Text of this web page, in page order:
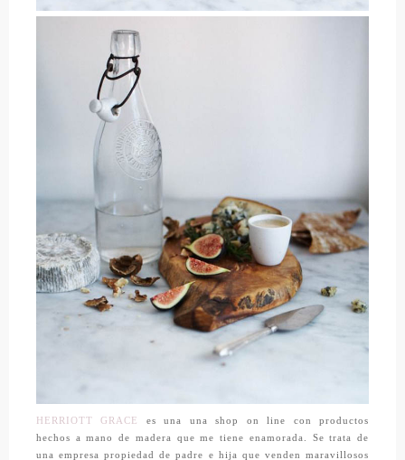
HERRIOTT GRACE
es una una shop on line con productos
hechos a mano de madera que me tiene enamorada. Se trata de
una empresa propiedad de padre e hija que venden maravillosos